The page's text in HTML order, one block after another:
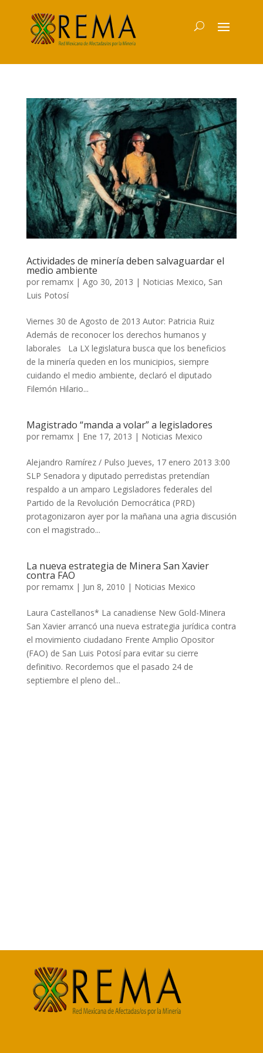
Actividades de minería deben salvaguardar el
medio ambiente
por remamx| Ago 30, 2013 | Noticias Mexico, San
Luis Potosí
Viernes 30 de Agosto de 2013 Autor: Patricia Ruiz
Además de reconocer los derechos humanos y
laborales La LX legislatura busca que los beneficios
de la minería queden en los municipios, siempre
cuidando el medio ambiente, declaró el diputado
Filemón Hilario...
Magistrado “manda a volar” a legisladores
por remamx| Ene 17, 2013 | Noticias Mexico
Alejandro Ramírez / Pulso Jueves, 17 enero 2013 3:00
SLP Senadora y diputado perredistas pretendían
respaldo a un amparo Legisladores federales del
Partido de la Revolución Democrática (PRD)
protagonizaron ayer por la mañana una agria discusión
con el magistrado...
La nueva estrategia de Minera San Xavier
contra FAO
por remamx| Jun 8, 2010 | Noticias Mexico
Laura Castellanos* La canadiense New Gold-Minera
San Xavier arrancó una nueva estrategia jurídica contra
el movimiento ciudadano Frente Amplio Opositor
(FAO) de San Luis Potosí para evitar su cierre
definitivo. Recordemos que el pasado 24 de
septiembre el pleno del...